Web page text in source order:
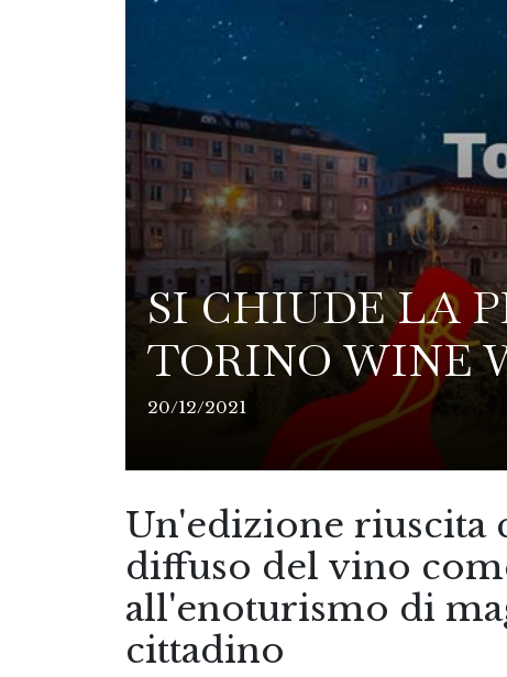
SI CHIUDE LA
TORINO WINE
20/12/2021
Un'edizione riuscita
diffuso del vino
all'enoturismo di
cittadino